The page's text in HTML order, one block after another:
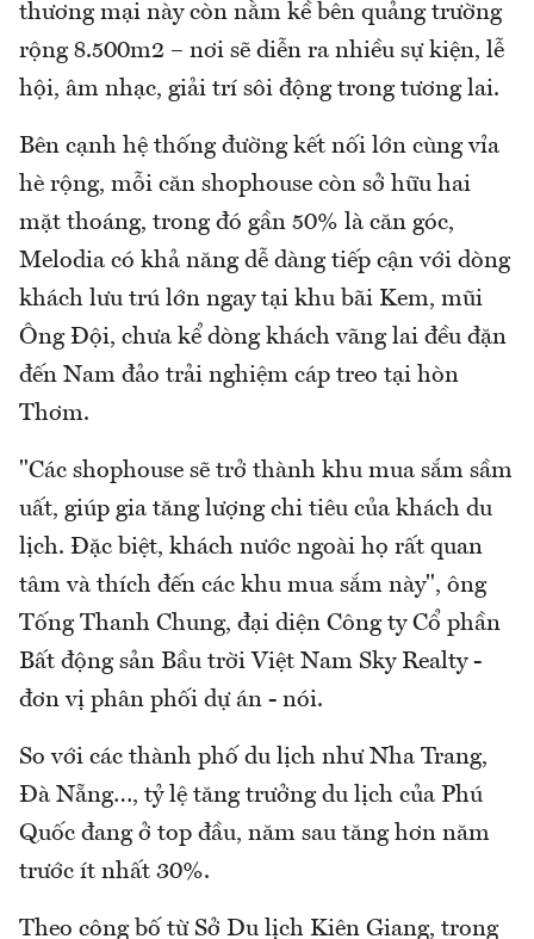
thương mại này còn nằm kề bên quảng trường
rộng 8.500m2 – nơi sẽ diễn ra nhiều sự kiện, lễ
hội, âm nhạc, giải trí sôi động trong tương lai.
Bên cạnh hệ thống đường kết nối lớn cùng vỉa
hè rộng, mỗi căn shophouse còn sở hữu hai
mặt thoáng, trong đó gần 50% là căn góc,
Melodia có khả năng dễ dàng tiếp cận với dòng
khách lưu trú lớn ngay tại khu bãi Kem, mũi
Ông Đội, chưa kể dòng khách vãng lai đều đặn
đến Nam đảo trải nghiệm cáp treo tại hòn
Thơm.
"Các shophouse sẽ trở thành khu mua sắm sầm
uất, giúp gia tăng lượng chi tiêu của khách du
lịch. Đặc biệt, khách nước ngoài họ rất quan
tâm và thích đến các khu mua sắm này", ông
Tống Thanh Chung, đại diện Công ty Cổ phần
Bất động sản Bầu trời Việt Nam Sky Realty -
đơn vị phân phối dự án - nói.
So với các thành phố du lịch như Nha Trang,
Đà Nẵng…, tỷ lệ tăng trưởng du lịch của Phú
Quốc đang ở top đầu, năm sau tăng hơn năm
trước ít nhất 30%.
Theo công bố từ Sở Du lịch Kiên Giang, trong